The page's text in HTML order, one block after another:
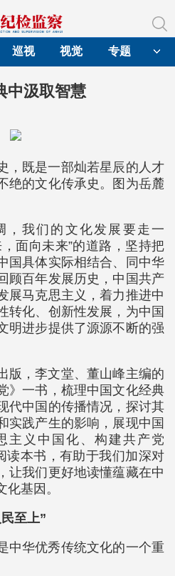
巡视 视觉 专题
中汲取智慧
，既是一部灿若星辰的人才
绝的文化传承史。图为岳麓
，我们的文化发展要走一
面向未来”的道路，坚持把
国具体实际相结合、同中华
顾百年发展历史，中国共产
展马克思主义，着力推进中
转化、创新性发展，为中国
明进步提供了源源不断的强
版，李文堂、董山峰主编的
》一书，梳理中国文化经典
代中国的传播情况，探讨其
实践产生的影响，展现中国
主义中国化、构建共产党
读本书，有助于我们加深对
让我们更好地读懂蕴藏在中
基因。
至上”
中华优秀传统文化的一个重